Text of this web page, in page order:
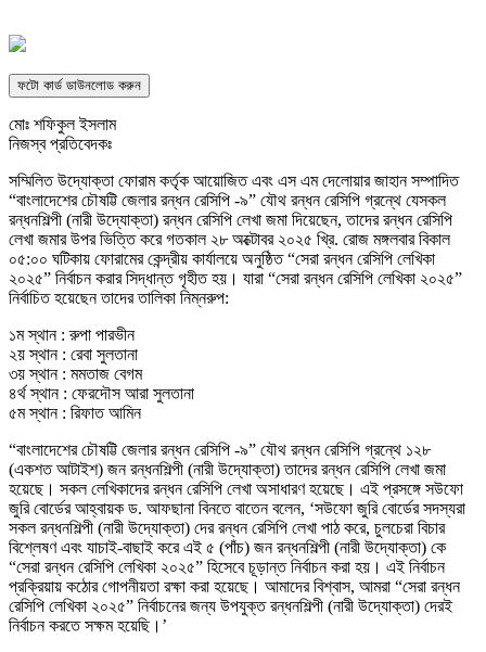
ফটো কার্ড ডাউনলোড করুন
মোঃ শফিকুল ইসলাম
নিজস্ব প্রতিবেদকঃ
সম্মিলিত উদ্যোক্তা ফোরাম কর্তৃক আয়োজিত এবং এস এম দেলোয়ার জাহান সম্পাদিত
“বাংলাদেশের চৌষট্টি জেলার রন্ধন রেসিপি -৯” যৌথ রন্ধন রেসিপি গ্রন্থে যেসকল
রন্ধনশিল্পী (নারী উদ্যোক্তা) রন্ধন রেসিপি লেখা জমা দিয়েছেন, তাদের রন্ধন রেসিপি
লেখা জমার উপর ভিত্তি করে গতকাল ২৮ অক্টোবর ২০২৫ খ্রি. রোজ মঙ্গলবার বিকাল
০৫:০০ ঘটিকায় ফোরামের কেন্দ্রীয় কার্যালয়ে অনুষ্ঠিত “সেরা রন্ধন রেসিপি লেখিকা
২০২৫” নির্বাচন করার সিদ্ধান্ত গৃহীত হয়। যারা “সেরা রন্ধন রেসিপি লেখিকা ২০২৫”
নির্বাচিত হয়েছেন তাদের তালিকা নিম্নরুপ:
১ম স্থান : রুপা পারভীন
২য় স্থান : রেবা সুলতানা
৩য় স্থান : মমতাজ বেগম
৪র্থ স্থান : ফেরদৌস আরা সুলতানা
৫ম স্থান : রিফাত আমিন
“বাংলাদেশের চৌষট্টি জেলার রন্ধন রেসিপি -৯” যৌথ রন্ধন রেসিপি গ্রন্থে ১২৮
(একশত আটাইশ) জন রন্ধনশিল্পী (নারী উদ্যোক্তা) তাদের রন্ধন রেসিপি লেখা জমা
হয়েছে। সকল লেখিকাদের রন্ধন রেসিপি লেখা অসাধারণ হয়েছে। এই প্রসঙ্গে সউফো
জুরি বোর্ডের আহ্বায়ক ড. আফছানা বিনতে বাতেন বলেন, ‘সউফো জুরি বোর্ডের সদস্যরা
সকল রন্ধনশিল্পী (নারী উদ্যোক্তা) দের রন্ধন রেসিপি লেখা পাঠ করে, চুলচেরা বিচার
বিশ্লেষণ এবং যাচাই-বাছাই করে এই ৫ (পাঁচ) জন রন্ধনশিল্পী (নারী উদ্যোক্তা) কে
“সেরা রন্ধন রেসিপি লেখিকা ২০২৫” হিসেবে চূড়ান্ত নির্বাচন করা হয়। এই নির্বাচন
প্রক্রিয়ায় কঠোর গোপনীয়তা রক্ষা করা হয়েছে। আমাদের বিশ্বাস, আমরা “সেরা রন্ধন
রেসিপি লেখিকা ২০২৫” নির্বাচনের জন্য উপযুক্ত রন্ধনশিল্পী (নারী উদ্যোক্তা) দেরই
নির্বাচন করতে সক্ষম হয়েছি।’